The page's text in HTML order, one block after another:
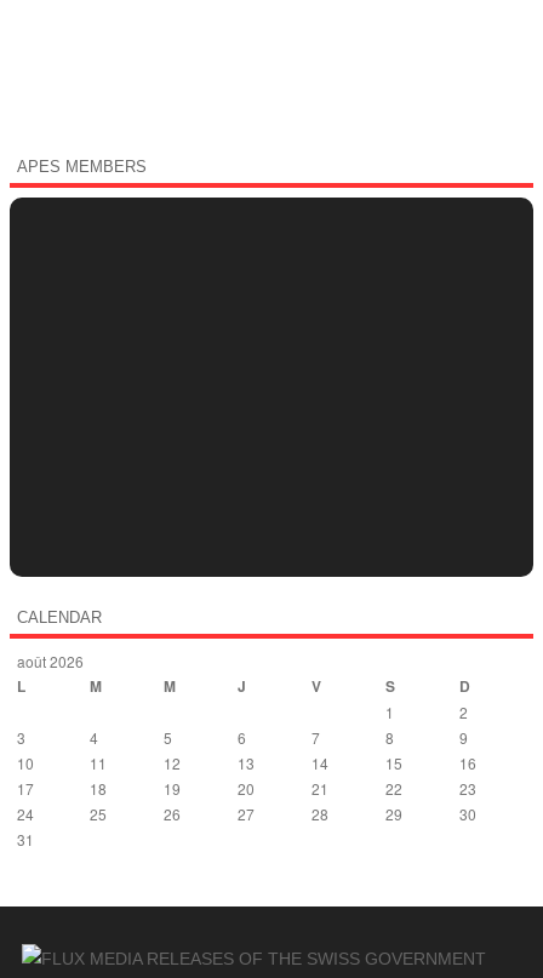
APES MEMBERS
CALENDAR
août 2026
L M M J V S D
1
2
3
4 5 6 7 8
9
10
11 12 13 14 15
16
17
18 19 20 21 22
23
24
25 26 27 28 29
30
31
MEDIA RELEASES OF THE SWISS GOVERNMENT